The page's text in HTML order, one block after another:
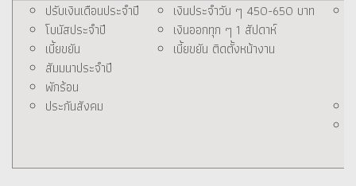
ปรับเงินเดือนประจำปี
โบนัสประจำปี
เบี้ยขยัน
สัมมนาประจำปี
พักร้อน
ประกันสังคม
เงินประจำวัน ๆ 450-650 บาท
เงินออกทุก ๆ 1 สัปดาห์
เบี้ยขยัน ติดตั้งหน้างาน